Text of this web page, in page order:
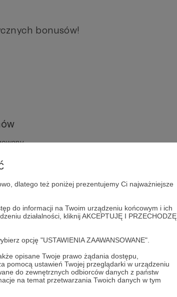
dlatego też poniżej prezentujemy Ci najważniejsze
do informacji na Twoim urządzeniu końcowym i ich
działalności, kliknij AKCEPTUJĘ I PRZECHODZĘ
opcję "USTAWIENIA ZAAWANSOWANE".
opisane Twoje prawo żądania dostępu,
pomocą ustawień Twojej przeglądarki w urządzeniu
do zewnętrznych odbiorców danych z państw
na temat przetwarzania Twoich danych w tym
bonusów!
Zobacz profil autora